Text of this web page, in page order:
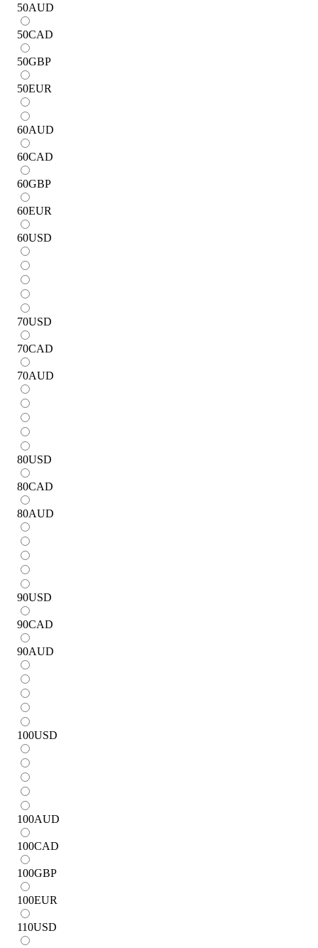
50AUD
50CAD
50GBP
50EUR
60AUD
60CAD
60GBP
60EUR
60USD
70USD
70CAD
70AUD
80USD
80CAD
80AUD
90USD
90CAD
90AUD
100USD
100AUD
100CAD
100GBP
100EUR
110USD